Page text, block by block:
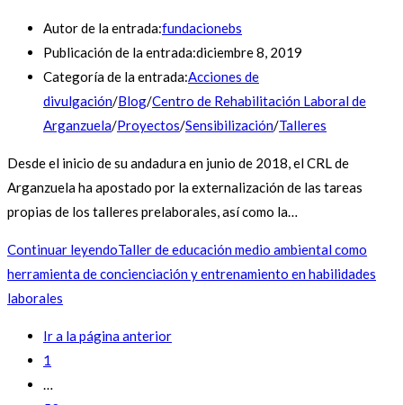
Autor de la entrada:fundacionebs
Publicación de la entrada:diciembre 8, 2019
Categoría de la entrada:Acciones de
divulgación/Blog/Centro de Rehabilitación Laboral de
Arganzuela/Proyectos/Sensibilización/Talleres
Desde el inicio de su andadura en junio de 2018, el CRL de
Arganzuela ha apostado por la externalización de las tareas
propias de los talleres prelaborales, así como la…
Continuar leyendoTaller de educación medio ambiental como
herramienta de concienciación y entrenamiento en habilidades
laborales
Ir a la página anterior
1
…